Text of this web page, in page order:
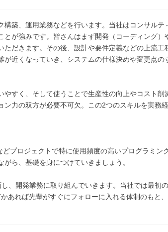
築、運用業務などを行います。当社はコンサルテ
が強みです。皆さんはまず開発（コーディング）
だきます。その後、設計や要件定義などの上流工
近くなっていき、システムの仕様決めや変更点の
すく、そして使うことで生産性の向上やコスト削
力の双方が必要不可欠。この2つのスキルを実務
プロジェクトで特に使用頻度の高いプログラミン
ら、基礎を身につけていきましょう。
、開発業務に取り組んでいきます。当社では最初
あれば先輩がすぐにフォローに入れる体制のもと